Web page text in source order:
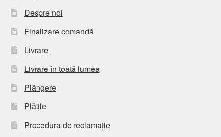
Despre noi
Finalizare comandă
Livrare
Livrare în toată lumea
Plângere
Plățile
Procedura de reclamație